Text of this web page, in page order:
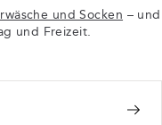
und Socken – und
und Freizeit.